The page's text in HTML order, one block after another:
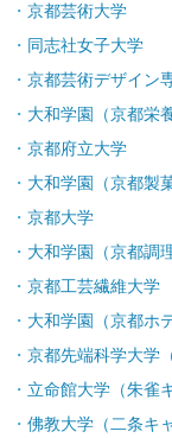
京都芸術大学
同志社女子大学
京都芸術デザイン
大和学園（京都栄
京都府立大学
大和学園（京都製
京都大学
大和学園（京都調
京都工芸繊維大学
大和学園（京都ホ
京都先端科学大学
立命館大学（朱雀
佛教大学（二条キ